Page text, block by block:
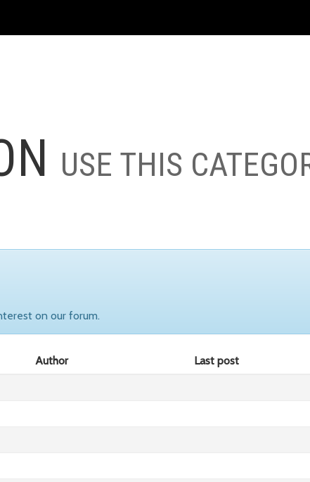
USE THIS
on our forum.
Author Last post